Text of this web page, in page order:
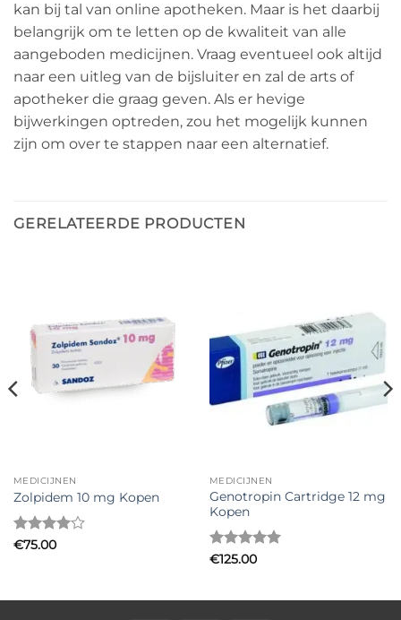
kan bij tal van online apotheken. Maar is het daarbij
belangrijk om te letten op de kwaliteit van alle
aangeboden medicijnen. Vraag eventueel ook altijd
naar een uitleg van de bijsluiter en zal de arts of
apotheker die graag geven. Als er hevige
bijwerkingen optreden, zou het mogelijk kunnen
zijn om over te stappen naar een alternatief.
GERELATEERDE PRODUCTEN
MEDICIJNEN
Zolpidem 10 mg Kopen
Gewaardeerd
€75.00
MEDICIJNEN
Genotropin Cartridge 12 mg
Kopen
Gewaardeerd
€125.00